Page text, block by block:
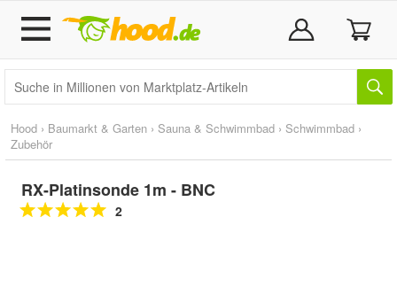
Hood › Baumarkt & Garten › Sauna & Schwimmbad › Schwimmbad ›
Zubehör
RX-Platinsonde 1m - BNC
2